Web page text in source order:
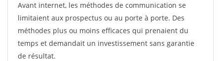
Avant internet, les méthodes de communication se
limitaient aux prospectus ou au porte à porte. Des
méthodes plus ou moins efficaces qui prenaient du
temps et demandait un investissement sans garantie
de résultat.